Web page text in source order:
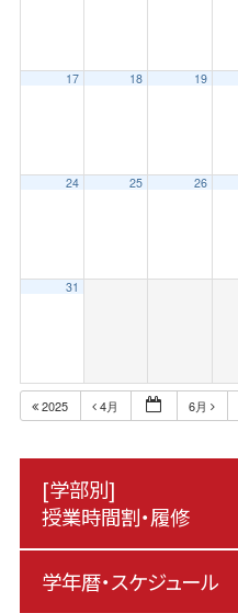
17 18 19
24 25 26
31
2025 4月 6月
[学部別]
授業時間割・履修
学年暦・スケジュール